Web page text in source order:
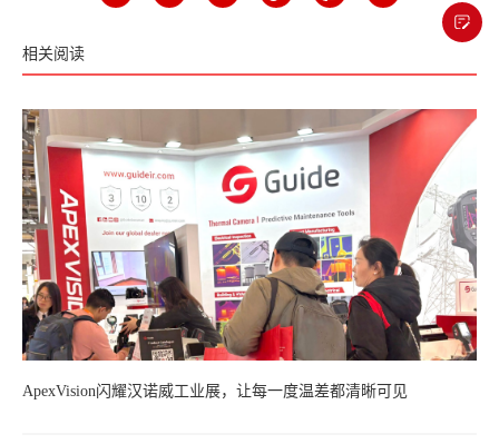
相关阅读
ApexVision闪耀汉诺威工业展，让每一度温差都清晰可见